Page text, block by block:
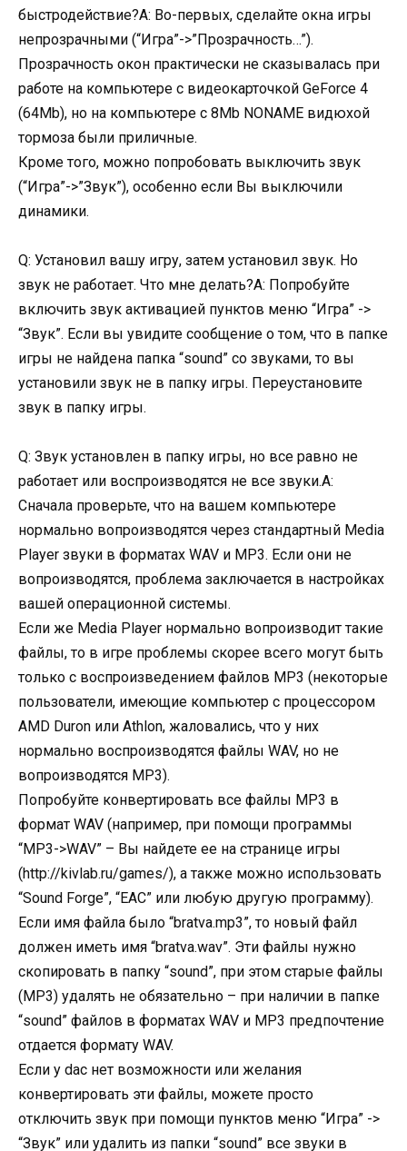
быстродействие?A: Во-первых, сделайте окна игры
непрозрачными (“Игра”->”Прозрачность…”).
Прозрачность окон практически не сказывалась при
работе на компьютере с видеокарточкой GeForce 4
(64Mb), но на компьютере с 8Mb NONAME видюхой
тормоза были приличные.
Кроме того, можно попробовать выключить звук
(“Игра”->”Звук”), особенно если Вы выключили
динамики.
Q: Установил вашу игру, затем установил звук. Но
звук не работает. Что мне делать?A: Попробуйте
включить звук активацией пунктов меню “Игра” ->
“Звук”. Если вы увидите сообщение о том, что в папке
игры не найдена папка “sound” со звуками, то вы
установили звук не в папку игры. Переустановите
звук в папку игры.
Q: Звук установлен в папку игры, но все равно не
работает или воспроизводятся не все звуки.A:
Сначала проверьте, что на вашем компьютере
нормально вопроизводятся через стандартный Media
Player звуки в форматах WAV и MP3. Если они не
вопроизводятся, проблема заключается в настройках
вашей операционной системы.
Если же Media Player нормально вопроизводит такие
файлы, то в игре проблемы скорее всего могут быть
только с воспроизведением файлов MP3 (некоторые
пользователи, имеющие компьютер с процессором
AMD Duron или Athlon, жаловались, что у них
нормально воспроизводятся файлы WAV, но не
вопроизводятся MP3).
Попробуйте конвертировать все файлы MP3 в
формат WAV (например, при помощи программы
“MP3->WAV” – Вы найдете ее на странице игры
(http://kivlab.ru/games/), а также можно использовать
“Sound Forge”, “EAC” или любую другую программу).
Если имя файла было “bratva.mp3”, то новый файл
должен иметь имя “bratva.wav”. Эти файлы нужно
скопировать в папку “sound”, при этом старые файлы
(MP3) удалять не обязательно – при наличии в папке
“sound” файлов в форматах WAV и MP3 предпочтение
отдается формату WAV.
Если у dас нет возможности или желания
конвертировать эти файлы, можете просто
отключить звук при помощи пунктов меню “Игра” ->
“Звук” или удалить из папки “sound” все звуки в